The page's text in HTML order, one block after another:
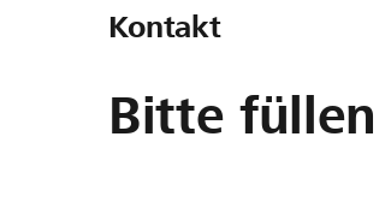
Kontakt
Bitte füllen